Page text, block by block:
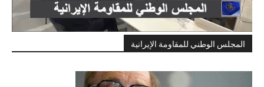
المجلس الوطني للمقاومة الإيرانية